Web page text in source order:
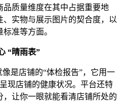
质量维度在其中占据重要地
实物与展示图片的契合度，以
准等方面。
“晴雨表”
是店铺的“体检报告”，它用一
现店铺的健康状况。平台还特
让你一眼就能看清店铺所处的